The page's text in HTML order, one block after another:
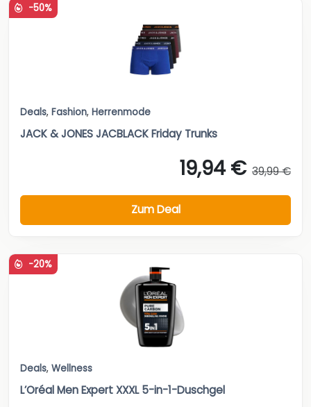
-50%
Deals, Fashion, Herrenmode
JACK & JONES JACBLACK Friday Trunks
19,94 € 39,99 €
Zum Deal
-20%
Deals, Wellness
L’Oréal Men Expert XXXL 5-in-1-Duschgel